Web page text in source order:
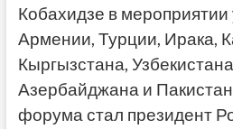
Кобахидзе в
Армении, Турции, Ирака,
Кыргызстана,
Азербайджана и
форума стал президент